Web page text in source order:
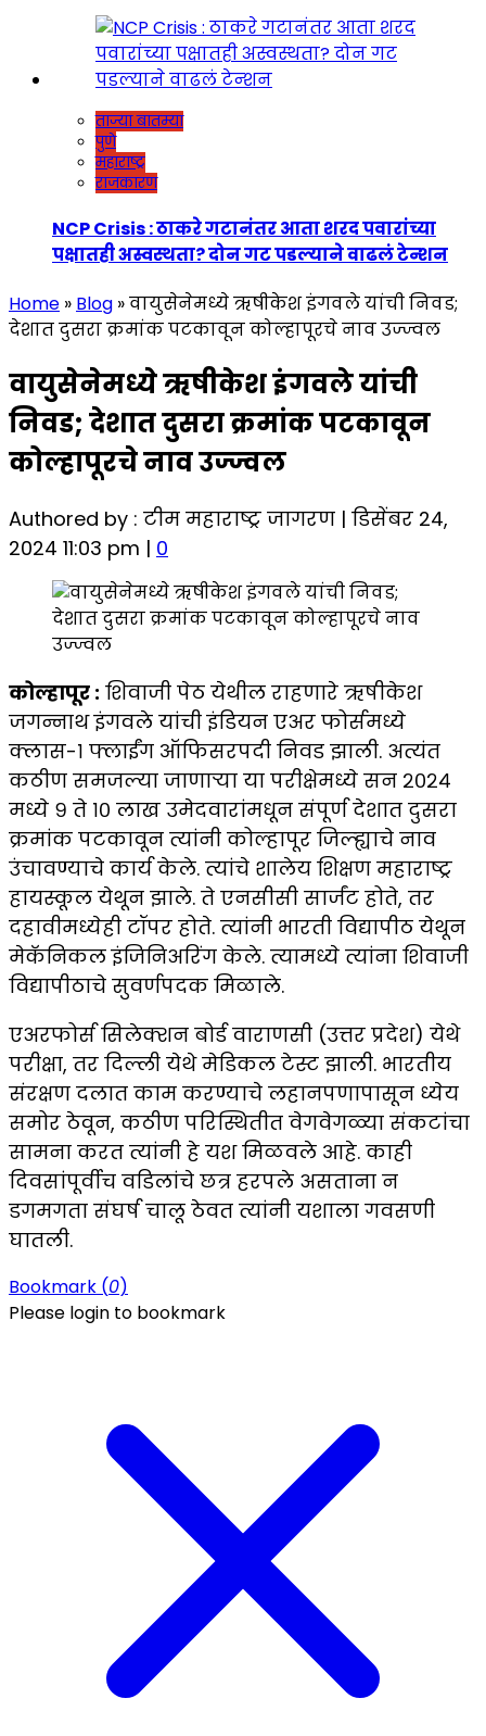
ताज्या बातम्या
पुणे
महाराष्ट्र
राजकारण
NCP Crisis : ठाकरे गटानंतर आता शरद पवारांच्या
पक्षातही अस्वस्थता? दोन गट पडल्याने वाढलं टेन्शन
Home » Blog »वायुसेनेमध्ये ऋषीकेश इंगवले यांची निवड;
देशात दुसरा क्रमांक पटकावून कोल्हापूरचे नाव उज्ज्वल
वायुसेनेमध्ये ऋषीकेश इंगवले यांची
निवड; देशात दुसरा क्रमांक पटकावून
कोल्हापूरचे नाव उज्ज्वल
Authored by : टीम महाराष्ट्र जागरण | डिसेंबर 24,
2024 11:03 pm | 0
कोल्हापूर : शिवाजी पेठ येथील राहणारे ऋषीकेश
जगन्नाथ इंगवले यांची इंडियन एअर फोर्समध्ये
क्लास-१ फ्लाईंग ऑफिसरपदी निवड झाली. अत्यंत
कठीण समजल्या जाणाऱ्या या परीक्षेमध्ये सन २०२४
मध्ये ९ ते १० लाख उमेदवारांमधून संपूर्ण देशात दुसरा
क्रमांक पटकावून त्यांनी कोल्हापूर जिल्ह्याचे नाव
उंचावण्याचे कार्य केले. त्यांचे शालेय शिक्षण महाराष्ट्र
हायस्कूल येथून झाले. ते एनसीसी सार्जंट होते, तर
दहावीमध्येही टॉपर होते. त्यांनी भारती विद्यापीठ येथून
मेकॅनिकल इंजिनिअरिंग केले. त्यामध्ये त्यांना शिवाजी
विद्यापीठाचे सुवर्णपदक मिळाले.
एअरफोर्स सिलेक्शन बोर्ड वाराणसी (उत्तर प्रदेश) येथे
परीक्षा, तर दिल्ली येथे मेडिकल टेस्ट झाली. भारतीय
संरक्षण दलात काम करण्याचे लहानपणापासून ध्येय
समोर ठेवून, कठीण परिस्थितीत वेगवेगळ्या संकटांचा
सामना करत त्यांनी हे यश मिळवले आहे. काही
दिवसांपूर्वीच वडिलांचे छत्र हरपले असताना न
डगमगता संघर्ष चालू ठेवत त्यांनी यशाला गवसणी
घातली.
Bookmark (0)
Please login to bookmark